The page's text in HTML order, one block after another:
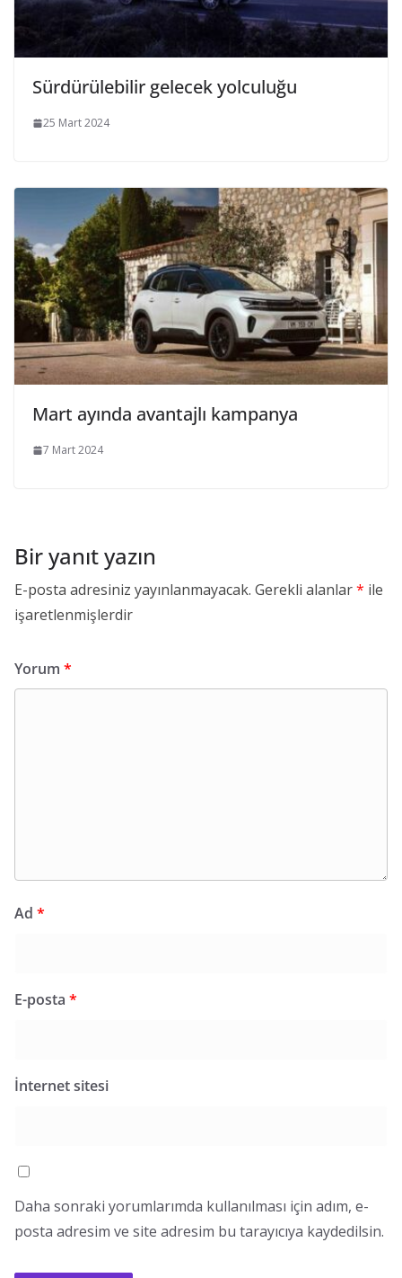
Sürdürülebilir gelecek yolculuğu
25 Mart 2024
Mart ayında avantajlı kampanya
7 Mart 2024
Bir yanıt yazın
E-posta adresiniz yayınlanmayacak. Gerekli alanlar* ile
işaretlenmişlerdir
Yorum *
Ad *
E-posta *
İnternet sitesi
Daha sonraki yorumlarımda kullanılması için adım, e-
posta adresim ve site adresim bu tarayıcıya kaydedilsin.